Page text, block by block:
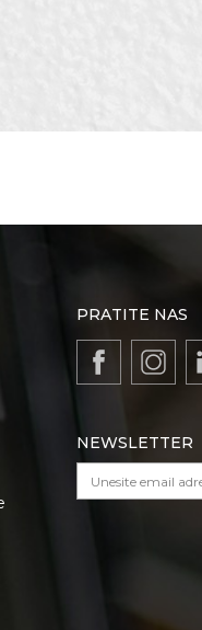
PRATITE NAS
NEWSLETTER